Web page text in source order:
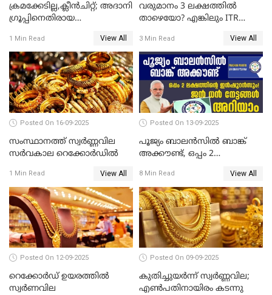
ക്രമക്കേടില്ല,ക്ലീൻചിറ്റ്; അദാനി
​ഗ്രൂപ്പിനെതിരായ
തള്ളി സെബി
1 Min Read View All
വരുമാനം 3 ലക്ഷത്തിൽ
താഴെയോ? എങ്കിലും ITR
3 Min Read View All
Posted On 16-09-2025
സംസ്ഥാനത്ത് സ്വര്‍ണ്ണവില
സർവകാല റെക്കോർഡിൽ
1 Min Read View All
Posted On 13-09-2025
പൂജ്യം ബാലൻസിൽ ബാങ്ക്
അക്കൗണ്ട്, ഒപ്പം 2
ജൻ ധൻ നേട്ടങ്ങൾ അറിയാം
8 Min Read View All
Posted On 12-09-2025
റെക്കോര്‍ഡ് ഉയരത്തിൽ
സ്വര്‍ണവില
Posted On 09-09-2025
കുതിച്ചുയർന്ന് സ്വർണ്ണവില;
എണ്‍പതിനായിരം കടന്നു